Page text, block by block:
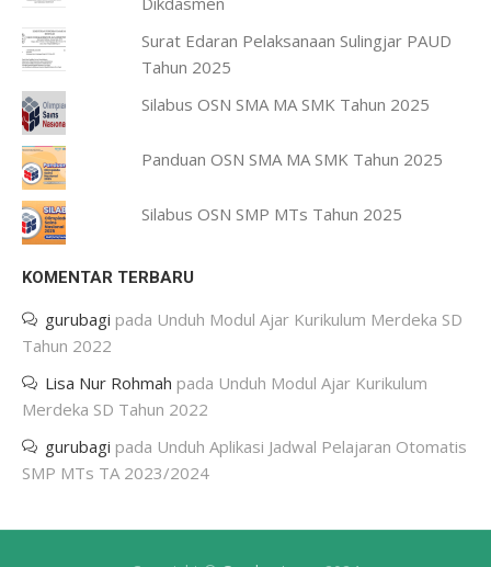
Surat Edaran Pelaksanaan Sulingjar PAUD
Tahun 2025
Silabus OSN SMA MA SMK Tahun 2025
Panduan OSN SMA MA SMK Tahun 2025
Silabus OSN SMP MTs Tahun 2025
KOMENTAR TERBARU
gurubagi pada Unduh Modul Ajar Kurikulum Merdeka SD
Tahun 2022
Lisa Nur Rohmah pada Unduh Modul Ajar Kurikulum
Merdeka SD Tahun 2022
gurubagi pada Unduh Aplikasi Jadwal Pelajaran Otomatis
SMP MTs TA 2023/2024